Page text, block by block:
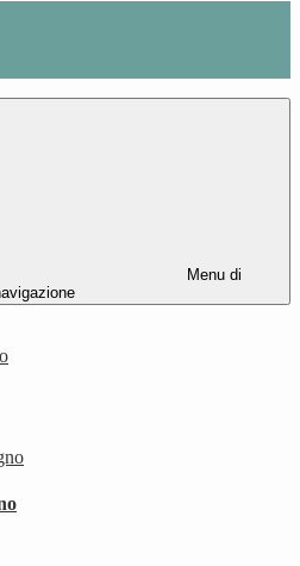
Menu di